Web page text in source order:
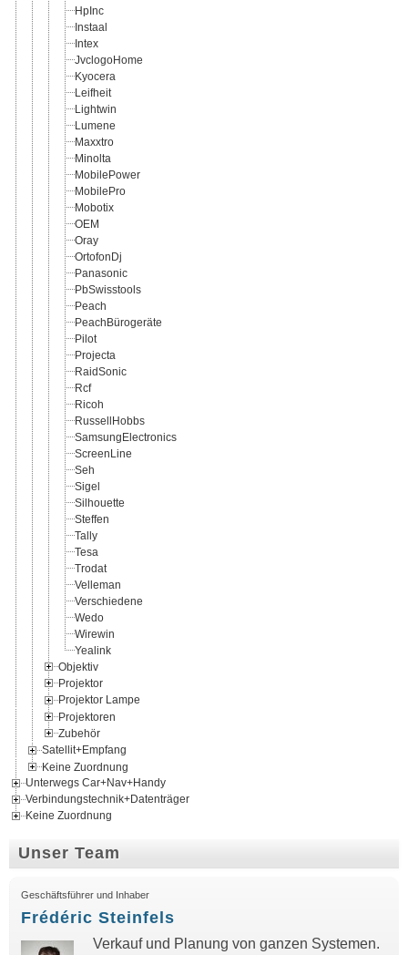
HpInc
Instaal
Intex
JvclogoHome
Kyocera
Leifheit
Lightwin
Lumene
Maxxtro
Minolta
MobilePower
MobilePro
Mobotix
OEM
Oray
OrtofonDj
Panasonic
PbSwisstools
Peach
PeachBürogeräte
Pilot
Projecta
RaidSonic
Rcf
Ricoh
RussellHobbs
SamsungElectronics
ScreenLine
Seh
Sigel
Silhouette
Steffen
Tally
Tesa
Trodat
Velleman
Verschiedene
Wedo
Wirewin
Yealink
Objektiv
Projektor
Projektor Lampe
Projektoren
Zubehör
Satellit+Empfang
Keine Zuordnung
Unterwegs Car+Nav+Handy
Verbindungstechnik+Datenträger
Keine Zuordnung
Unser Team
Geschäftsführer und Inhaber
Frédéric Steinfels
Verkauf und Planung von ganzen Systemen.